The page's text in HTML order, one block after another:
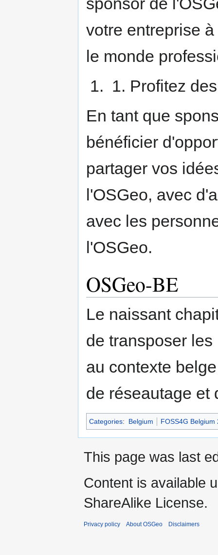
votre entreprise
le monde
Profitez
En tant que
bénéficier
partager vos
l'OSGeo, avec
avec les
l'OSGeo.
OSGeo-BE
Le naissant
de transposer
au contexte
de réseautage et
Categories: Belgium FOSS4G Belgium
This page was last
Content is available
ShareAlike License.
Privacy policy About OSGeo Disclaimers